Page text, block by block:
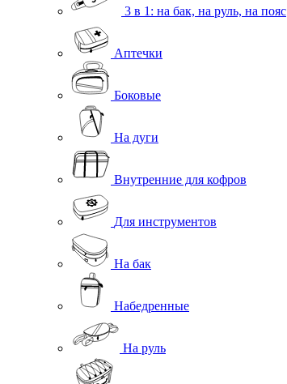
3 в 1: на бак, на руль, на пояс
Аптечки
Боковые
На дуги
Внутренние для кофров
Для инструментов
На бак
Набедренные
На руль